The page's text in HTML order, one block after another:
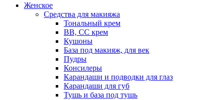
Женское
Средства для макияжа
Тональный крем
BB, CC крем
Кушоны
База под макияж, для век
Пудры
Консилеры
Карандаши и подводки для глаз
Карандаши для губ
Тушь и база под тушь